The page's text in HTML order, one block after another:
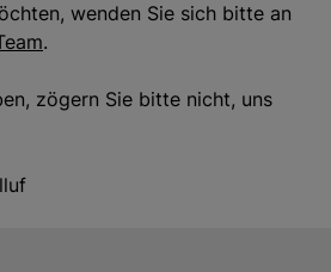
wenden Sie sich bitte an
.
zögern Sie bitte nicht, uns